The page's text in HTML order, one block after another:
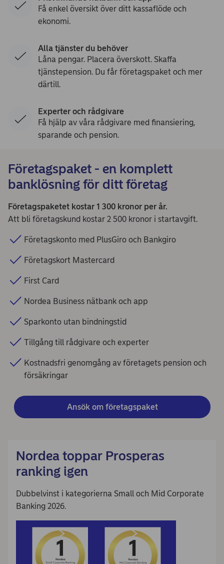
Få enkel översikt över ditt kassaflöde och
ekonomi.
Alla tjänster du behöver
Låna pengar. Placera överskott. Skaffa
tjänstepension. Du får företagspaket och mer
därtill.
Experter och rådgivare
Få hjälp av våra rådgivare med finansiering,
sparande och pension.
Företagspaket - en komplett
banklösning för ditt företag
Företagspaketet kostar 1 300 kronor per år.
Att bli företagskund kostar 2 500 kronor i startavgift.
Företagskonto med PlusGiro och Bankgiro
Företagskort Mastercard
First Card
Nordea Business nätbank och app
Sparkonto utan bindningstid
Tillgång till rådgivare och experter
Kostnadsfri genomgång av företagets pension och
försäkringar
Ansök om företagspaket
Nordea toppar Prosperas
ranking igen
Dubbelvinst i kategorierna Small och Mid Corporate
Banking 2026.